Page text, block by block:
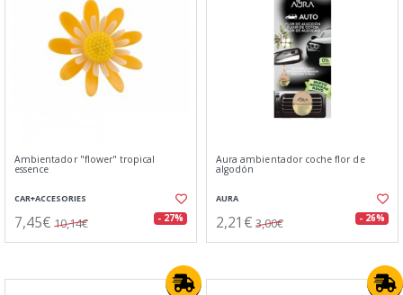
Ambientador "flower" tropical
essence
CAR+ACCESORIES
7,45€ 10,14€ - 27%
Aura ambientador coche flor de
algodón
AURA
2,21€ 3,00€ - 26%